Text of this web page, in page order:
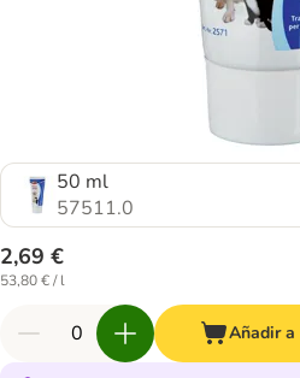
50 ml
57511.0
2,69 €
53,80 € / l
Añadir a